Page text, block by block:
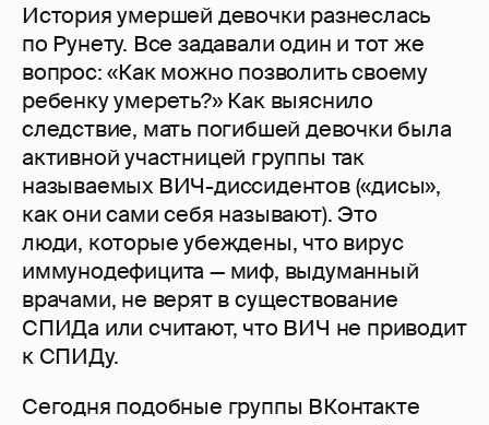
История умершей девочки разнеслась
по Рунету. Все задавали один и тот же
вопрос: «Как можно позволить своему
ребенку умереть?» Как выяснило
следствие, мать погибшей девочки была
активной участницей группы так
называемых ВИЧ-диссидентов («дисы»,
как они сами себя называют). Это
люди, которые убеждены, что вирус
иммунодефицита — миф, выдуманный
врачами, не верят в существование
СПИДа или считают, что ВИЧ не приводит
к СПИДу.
Сегодня подобные группы ВКонтакте